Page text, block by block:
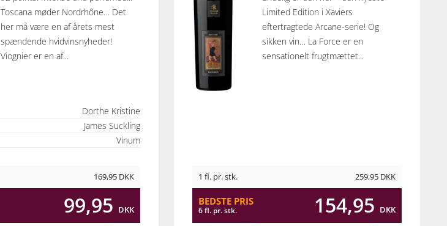
Toscana møder Nordrhône… Det
her må være en af årets mest
spændende hvidvinsnyheder!
Viognier er en af...
Dorthe Kristine
James Suckling
Vinum
169,95 DKK
99,95 DKK
Limited Edition i Xaviers
eftertragtede Arcane-serie! Og
sikken vin… La Force er en
sensationelt frugtmættet...
1 fl. pr. stk. 259,95 DKK
BEDSTE PRIS
6 fl. pr. stk. 154,95 DKK